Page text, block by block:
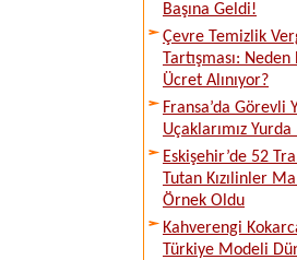
Başına Geldi!
Çevre Temizlik
Tartışması:
Ücret Alınıyor?
Fransa’da Görevli
Uçaklarımız
Eskişehir’de 52
Tutan Kızılinler
Örnek Oldu
Kahverengi
Türkiye Modeli